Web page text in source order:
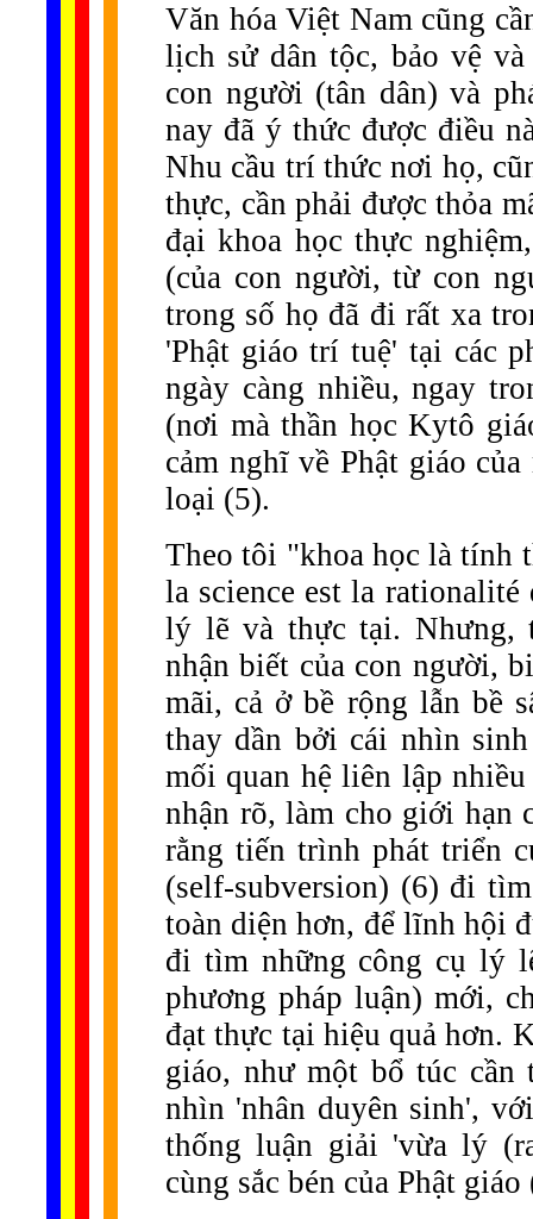
Văn hóa Việt Nam cũng
lịch sử dân tộc, bảo vệ
con người (tân dân) và
nay đã ý thức được điều
Nhu cầu trí thức nơi họ,
thực, cần phải được thỏa
đại khoa học thực
(của con người, từ con
trong số họ đã đi rất xa
'Phật giáo trí tuệ' tại các
ngày càng nhiều, ngay
(nơi mà thần học Kytô
cảm nghĩ về Phật giáo
loại (5).
Theo tôi "khoa học là tính
la science est la
lý lẽ và thực tại. Nhưng,
nhận biết của con người,
mãi, cả ở bề rộng lẫn bề
thay dần bởi cái nhìn
mối quan hệ liên lập
nhận rõ, làm cho giới hạn
rằng tiến trình phát triển
(self-subversion) (6) đi
toàn diện hơn, để lĩnh hội
đi tìm những công cụ lý
phương pháp luận) mới,
đạt thực tại hiệu quả hơn.
giáo, như một bổ túc
nhìn 'nhân duyên sinh',
thống luận giải 'vừa lý
cùng sắc bén của Phật giáo